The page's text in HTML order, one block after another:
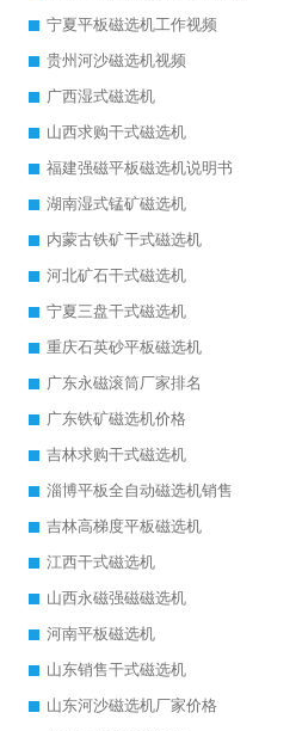
宁夏平板磁选机工作视频
贵州河沙磁选机视频
广西湿式磁选机
山西求购干式磁选机
福建强磁平板磁选机说明书
湖南湿式锰矿磁选机
内蒙古铁矿干式磁选机
河北矿石干式磁选机
宁夏三盘干式磁选机
重庆石英砂平板磁选机
广东永磁滚筒厂家排名
广东铁矿磁选机价格
吉林求购干式磁选机
淄博平板全自动磁选机销售
吉林高梯度平板磁选机
江西干式磁选机
山西永磁强磁磁选机
河南平板磁选机
山东销售干式磁选机
山东河沙磁选机厂家价格